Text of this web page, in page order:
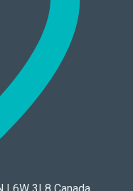
L6W 3L8 Canada